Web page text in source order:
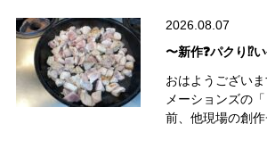
2026.08.07
〜新作❓パクり⁉️
おはようござい
メーションズの
前、他現場の創